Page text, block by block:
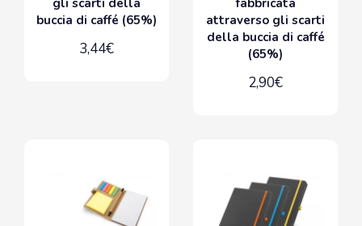
buccia di caffé (65%)
3,44€
attraverso gli scarti
della buccia di caffé
(65%)
2,90€